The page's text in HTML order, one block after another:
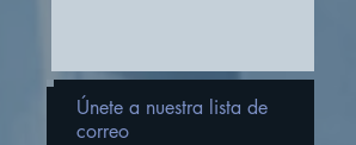
Únete a nuestra lista de
correo